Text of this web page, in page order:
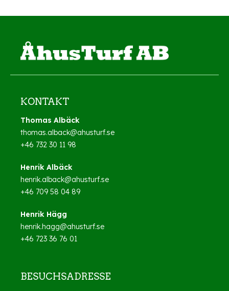
KONTAKT
Thomas Albäck
thomas.alback@ahusturf.se
+46 732 30 11 98
Henrik Albäck
henrik.alback@ahusturf.se
+46 709 58 04 89
Henrik Hägg
henrik.hagg@ahusturf.se
+46 723 36 76 01
BESUCHSADRESSE